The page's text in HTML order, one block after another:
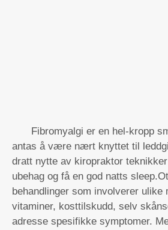
Fibromyalgi er en hel-kropp
antas å være nært knyttet til
dratt nytte av kiropraktor
ubehag og få en god natts
behandlinger som involverer ulike
vitaminer, kosttilskudd, selv
adresse spesifikke symptomer.